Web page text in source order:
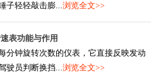
子轻轻敲击膨...浏览全文>>
表功能与作用
分钟旋转次数的仪表，它直接反映发动
驶员判断换挡...浏览全文>>